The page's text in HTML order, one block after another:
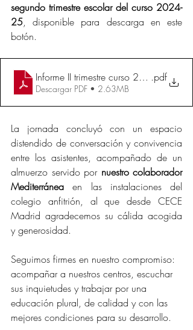
segundo trimestre escolar del curso 2024-
25, disponible para descarga en este
botón.
Informe II trimestre curso 24-25 CECEM
.pdf
Descargar PDF • 2.63MB
La jornada concluyó con un espacio
distendido de conversación y convivencia
entre los asistentes, acompañado de un
almuerzo servido por nuestro colaborador
Mediterránea en las instalaciones del
colegio anfitrión, al que desde CECE
Madrid agradecemos su cálida acogida
y generosidad.
Seguimos firmes en nuestro compromiso:
acompañar a nuestros centros, escuchar
sus inquietudes y trabajar por una
educación plural, de calidad y con las
mejores condiciones para su desarrollo.